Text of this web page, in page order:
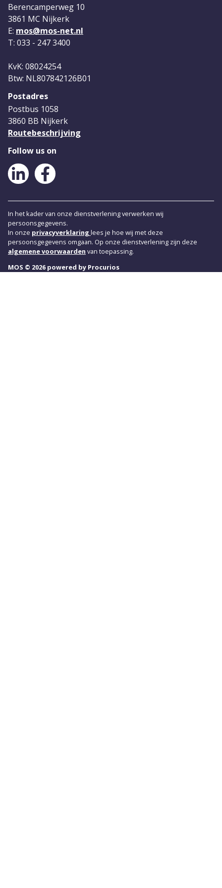
Berencamperweg 10
3861 MC Nijkerk
E: mos@mos-net.nl
T: 033 - 247 3400
KvK: 08024254
Btw: NL807842126B01
Postadres
Postbus 1058
3860 BB Nijkerk
Routebeschrijving
Follow us on
LinkedIn
In het kader van onze dienstverlening verwerken wij
persoonsgegevens.
In onze privacyverklaring lees je hoe wij met deze
persoonsgegevens omgaan. Op onze dienstverlening zijn deze
algemene voorwaarden van toepassing.
MOS © 2026 powered by Procurios